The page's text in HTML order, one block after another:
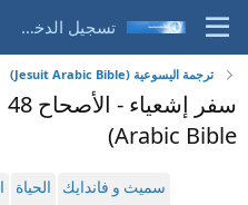
تسجيل الدخول
ترجمة اليسوعية (Jesuit Arabic Bible)
Arabic Bible)
سميث و فاندايك الحياة